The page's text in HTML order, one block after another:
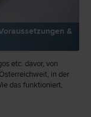
&
etc. davor, von
in der
das funktioniert,